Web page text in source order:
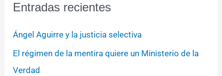
Entradas recientes
Ángel Aguirre y la justicia selectiva
El régimen de la mentira quiere un Ministerio de la
Verdad